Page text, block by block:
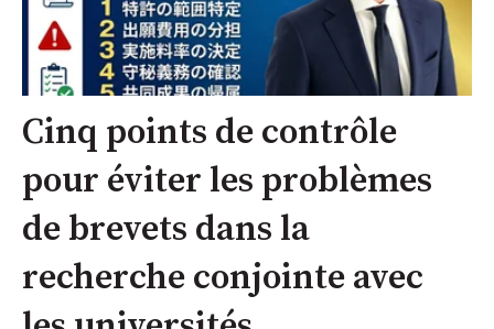
Cinq points de contrôle
pour éviter les problèmes
de brevets dans la
recherche conjointe avec